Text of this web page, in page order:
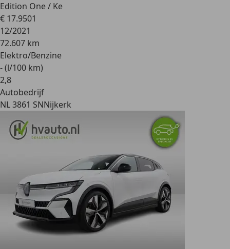
Edition One / Ke
€ 17.9501
12/2021
72.607 km
Elektro/Benzine
- (l/100 km)
2,8
Autobedrijf
NL 3861 SNNijkerk